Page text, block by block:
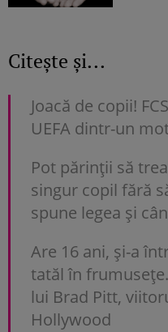
Citește și...
Joacă de copii!
UEFA dintr-un
Pot părinții să
singur copil fără
spune legea și
Are 16 ani, și-a
tatăl în
lui Brad Pitt,
Hollywood